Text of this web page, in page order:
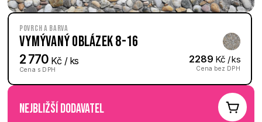
Povrch a barva
Vymývaný Oblázek 8-16
2 770 Kč / ks
Cena s DPH
2289 Kč / ks
Cena bez DPH
nejbližší dodavatel